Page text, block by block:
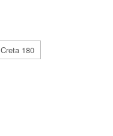
Creta 180